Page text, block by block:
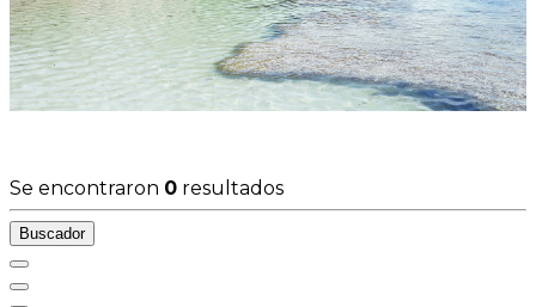
Se encontraron 0 resultados
Buscador